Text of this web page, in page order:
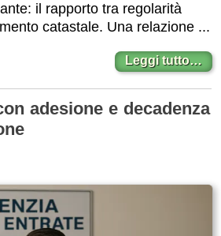
il rapporto tra regolarità
catastale. Una relazione ...
Leggi tutto…
adesione e decadenza